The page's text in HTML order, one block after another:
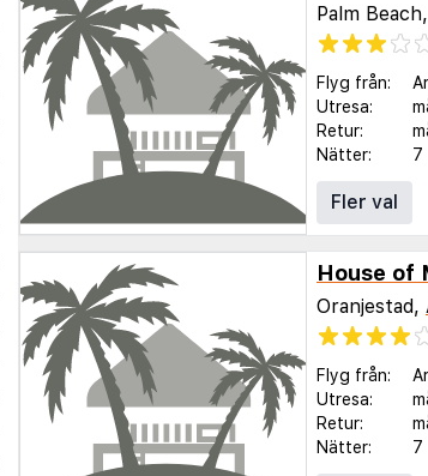
Palm Beach,
Flyg från:
Utresa:
Retur:
Nätter:
7
Fler val
House of
Oranjestad,
Flyg från:
Utresa:
Retur:
Nätter:
7